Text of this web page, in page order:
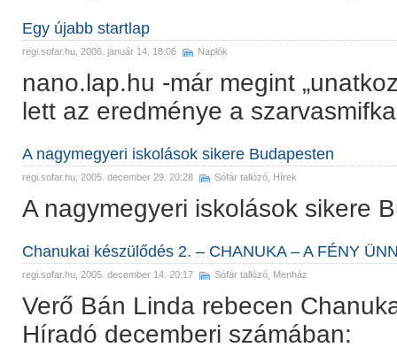
Egy újabb startlap
regi.sofar.hu , 2006. január 14. 18:06 Naplók
nano.lap.hu -már megint
lett az eredménye a
A nagymegyeri iskolások sikere Budapesten
regi.sofar.hu , 2005. december 29. 20:28 Sófár tallózó Hírek
A nagymegyeri iskolások sikere
Chanukai készülődés 2. – CHANUKA – A FÉNY
regi.sofar.hu , 2005. december 14. 20:17 Sófár tallózó Menház
Verő Bán Linda rebecen
Híradó decemberi számában: